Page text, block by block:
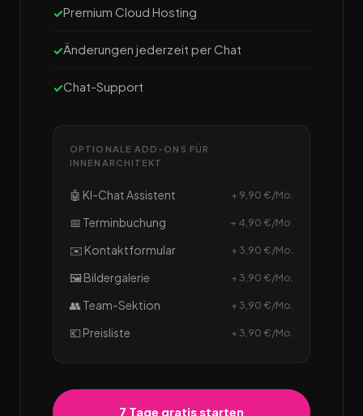
Premium Cloud Hosting
Änderungen jederzeit per Chat
Chat-Support
OPTIONALE ADD-ONS FÜR
INNENARCHITEKT
🤖 KI-Chat Assistent + 9,90 €/Mo.
📅 Terminbuchung + 4,90 €/Mo.
✉️ Kontaktformular + 3,90 €/Mo.
🖼️ Bildergalerie + 3,90 €/Mo.
👥 Team-Sektion + 3,90 €/Mo.
💶 Preisliste + 3,90 €/Mo.
7 Tage gratis starten